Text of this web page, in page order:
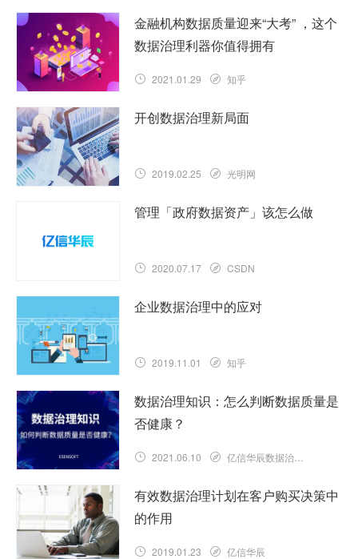
金融机构数据质量迎来“大考” ，这个
数据治理利器你值得拥有
2021.01.29 知乎
开创数据治理新局面
2019.02.25 光明网
管理「政府数据资产」该怎么做
2020.07.17 CSDN
企业数据治理中的应对
2019.11.01 知乎
数据治理知识：怎么判断数据质量是
否健康？
2021.06.10 亿信华辰数据治理知识库
有效数据治理计划在客户购买决策中
的作用
2019.01.23 亿信华辰